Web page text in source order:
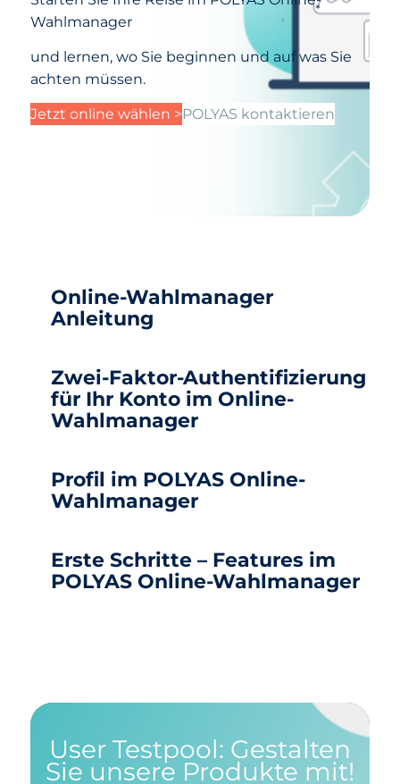
Wahlmanager
und lernen, wo Sie beginnen und auf was Sie
achten müssen.
Jetzt online wählen >POLYAS kontaktieren
Online-Wahlmanager
Anleitung
Zwei-Faktor-Authentifizierung
für Ihr Konto im Online-
Wahlmanager
Profil im POLYAS Online-
Wahlmanager
Erste Schritte – Features im
POLYAS Online-Wahlmanager
User Testpool: Gestalten
Sie unsere Produkte mit!